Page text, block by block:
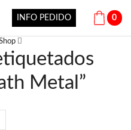
INFO PEDIDO 0
Metal”